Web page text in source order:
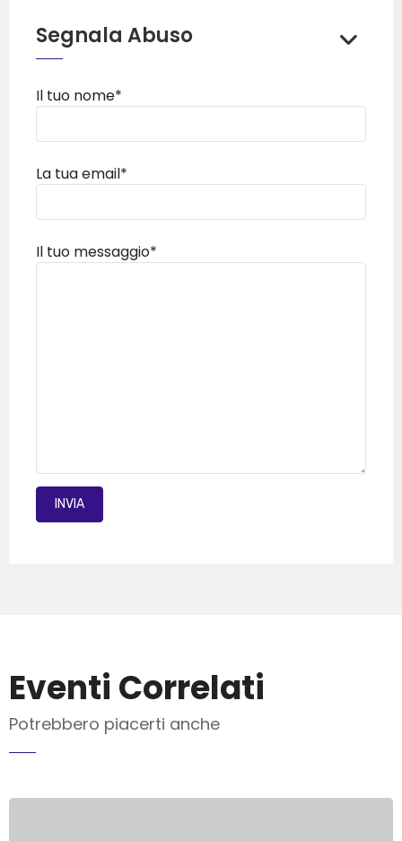
Segnala Abuso
Il tuo nome*
La tua email*
Il tuo messaggio*
Eventi Correlati
Potrebbero piacerti anche